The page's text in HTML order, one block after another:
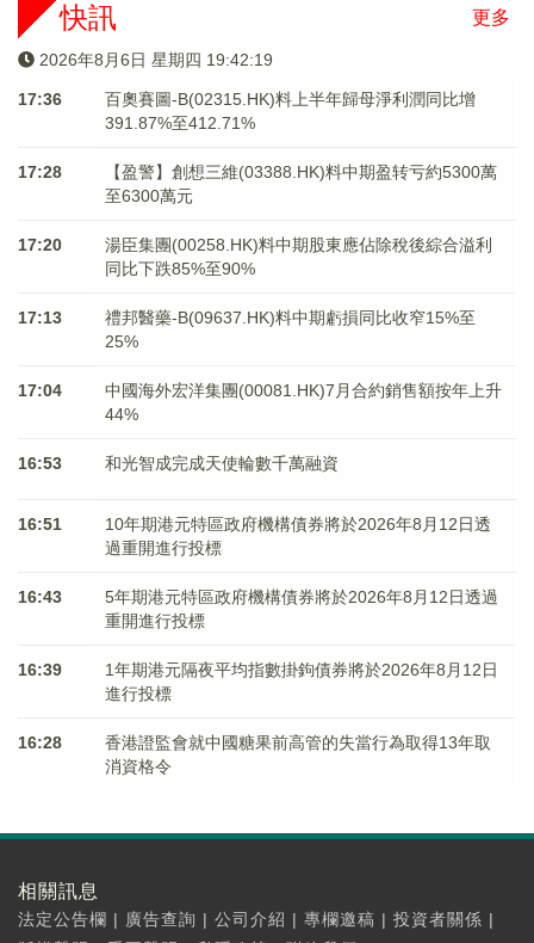
更多
快訊
2026年8月6日 星期四 19:42:19
17:36
百奧賽圖-B(02315.HK)料上半年歸母淨利潤同比增
391.87%至412.71%
17:28
【盈警】創想三維(03388.HK)料中期盈转亏約5300萬
至6300萬元
17:20
湯臣集團(00258.HK)料中期股東應佔除稅後綜合溢利
同比下跌85%至90%
17:13
禮邦醫藥-B(09637.HK)料中期虧損同比收窄15%至
25%
17:04
中國海外宏洋集團(00081.HK)7月合約銷售額按年上升
44%
16:53 和光智成完成天使輪數千萬融資
16:51
10年期港元特區政府機構債券將於2026年8月12日透
過重開進行投標
16:43
5年期港元特區政府機構債券將於2026年8月12日透過
重開進行投標
16:39
1年期港元隔夜平均指數掛鉤債券將於2026年8月12日
進行投標
16:28
香港證監會就中國糖果前高管的失當行為取得13年取
消資格令
相關訊息
法定公告欄 | 廣告查詢 | 公司介紹 | 專欄邀稿 | 投資者關係 |